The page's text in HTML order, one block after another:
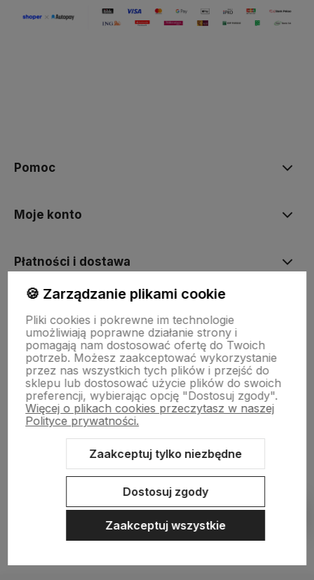
Pomoc
Moje konto
Płatności i dostawa
O nas
Sklep internetowy Shoper.pl Szablon Shoper Modern 3.0™
🍪 Zarządzanie plikami cookie
Pliki cookies i pokrewne im technologie
umożliwiają poprawne działanie strony i
pomagają nam dostosować ofertę do Twoich
potrzeb. Możesz zaakceptować wykorzystanie
przez nas wszystkich tych plików i przejść do
sklepu lub dostosować użycie plików do swoich
preferencji, wybierając opcję "Dostosuj zgody".
Więcej o plikach cookies przeczytasz w naszej
Polityce prywatności.
Zaakceptuj tylko niezbędne
Dostosuj zgody
Zaakceptuj wszystkie